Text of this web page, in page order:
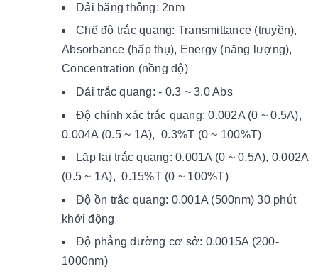
Dải băng thông: 2nm
Chế độ trắc quang: Transmittance (truyền),
Absorbance (hấp thụ), Energy (năng lượng),
Concentration (nồng độ)
Dải trắc quang: - 0.3 ~ 3.0 Abs
Độ chính xác trắc quang: 0.002A (0 ~ 0.5A),
0.004A (0.5 ~ 1A), 0.3%T (0 ~ 100%T)
Lặp lại trắc quang: 0.001A (0 ~ 0.5A), 0.002A
(0.5 ~ 1A), 0.15%T (0 ~ 100%T)
Độ ồn trắc quang: 0.001A (500nm) 30 phút
khởi động
Độ phẳng đường cơ sở: 0.0015A (200-
1000nm)